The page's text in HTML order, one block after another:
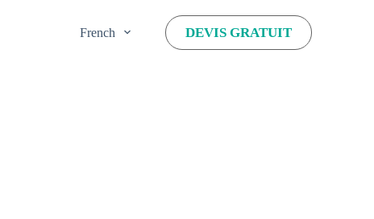
French DEVIS GRATUIT